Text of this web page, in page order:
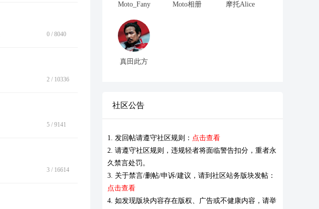
0 / 8040
2 / 10336
5 / 9141
3 / 16614
Moto_Fany Moto相册 摩托Alice
真田此方
社区公告
1. 发回帖请遵守社区规则： 点击查看
2. 请遵守社区规则，违规轻者将面临警告扣分，重者永
久禁言处罚。
3. 关于禁言/删帖/申诉/建议，请到社区站务版块发帖：
点击查看
4. 如发现版块内容存在版权、广告或不健康内容，请举